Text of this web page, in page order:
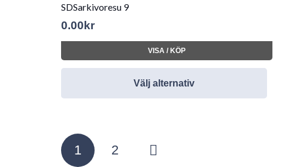
SDSarkivoresu 9
0.00 kr
VISA / KÖP
Välj alternativ
Sidnumrering
för
1 2